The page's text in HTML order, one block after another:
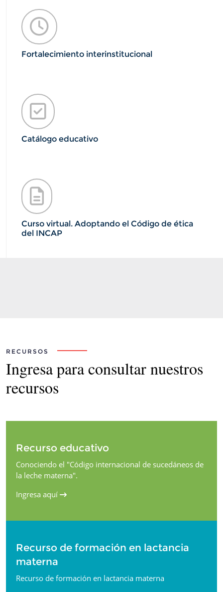
Fortalecimiento interinstitucional
Catálogo educativo
Curso virtual. Adoptando el Código de ética
del INCAP
RECURSOS
Ingresa para consultar nuestros
recursos
Recurso educativo
Conociendo el "Código internacional de sucedáneos de
la leche materna".
Ingresa aquí
Recurso de formación en lactancia
materna
Recurso de formación en lactancia materna